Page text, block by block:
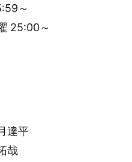
～
25:00～
達平
哉